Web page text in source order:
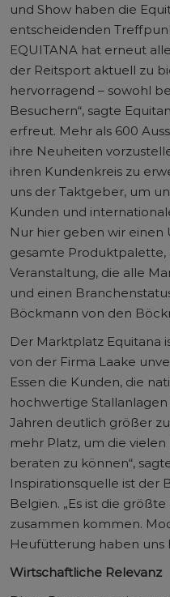
und Show haben die
entscheidenden
EQUITANA hat erneut
der Reitsport aktuell zu
hervorragend – sowohl
Besuchern“, sagte
erfreut. Mehr als 600
ihre Neuheiten
ihren Kundenkreis zu
uns der Taktgeber, um
Kunden und
Nur hier geben wir
gesamte Produktpalette,
Veranstaltung, die alle
und einen
Böckmann von den
Der Marktplatz Equitana
von der Firma Laake
Essen die Kunden, die
hochwertige
Jahren deutlich größer
mehr Platz, um die
beraten zu können“,
Inspirationsquelle ist der
Belgien. „Es ist die
zusammen kommen.
Heufütterung haben uns
Wirtschaftliche Relevanz